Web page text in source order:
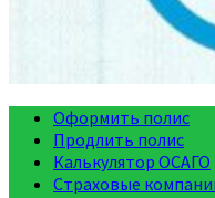
Оформить полис
Продлить полис
Калькулятор ОСАГО
Страховые